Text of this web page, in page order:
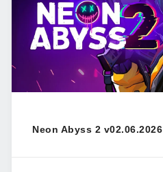
Neon Abyss 2 v02.06.2026